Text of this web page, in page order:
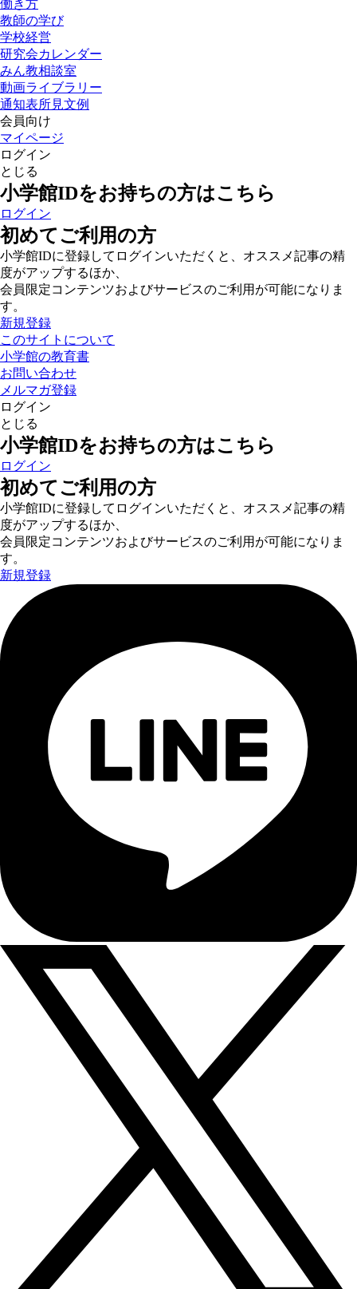
働き方
教師の学び
学校経営
研究会カレンダー
みん教相談室
動画ライブラリー
通知表所見文例
会員向け
マイページ
ログイン
とじる
小学館IDをお持ちの方はこちら
ログイン
初めてご利用の方
小学館IDに登録してログインいただくと、オススメ記事の精
度がアップするほか、
会員限定コンテンツおよびサービスのご利用が可能になりま
す。
新規登録
このサイトについて
小学館の教育書
お問い合わせ
メルマガ登録
ログイン
とじる
小学館IDをお持ちの方はこちら
ログイン
初めてご利用の方
小学館IDに登録してログインいただくと、オススメ記事の精
度がアップするほか、
会員限定コンテンツおよびサービスのご利用が可能になりま
す。
新規登録